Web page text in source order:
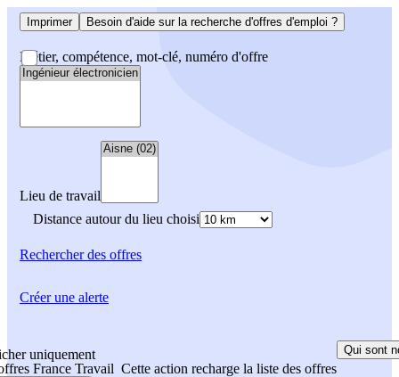
Imprimer Besoin d'aide sur la recherche d'offres d'emploi ?
Métier, compétence, mot-clé, numéro d'offre
Lieu de travail
Distance autour du lieu choisi
Rechercherdes offres
uniquement
France Travail Cette action recharge la liste des offres
Qui sont
Créer une alerte